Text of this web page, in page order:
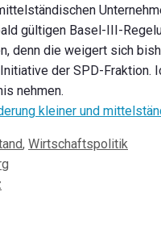
gültigen Basel-III-
denn die weigert sich
der SPD-Fraktion.
nehmen.
kleiner und
, Wirtschaftspolitik